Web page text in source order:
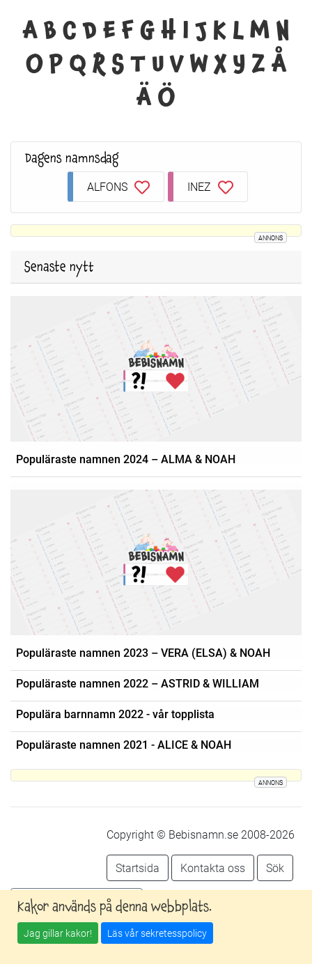
Kakor används på denna webbplats.
Jag gillar kakor! Läs vår sekretesspolicy
ABCDEFGHIJKLMN
OPQRSTUVWXYZÅ
ÄÖ
Dagens namnsdag
ALFONS INEZ
ANNONS
Senaste nytt
Populäraste namnen 2024 – ALMA & NOAH
Populäraste namnen 2023 – VERA (ELSA) & NOAH
Populäraste namnen 2022 – ASTRID & WILLIAM
Populära barnnamn 2022 - vår topplista
Populäraste namnen 2021 - ALICE & NOAH
ANNONS
Copyright © Bebisnamn.se 2008-2026
Startsida Kontakta oss Sök
Följ oss på facebook